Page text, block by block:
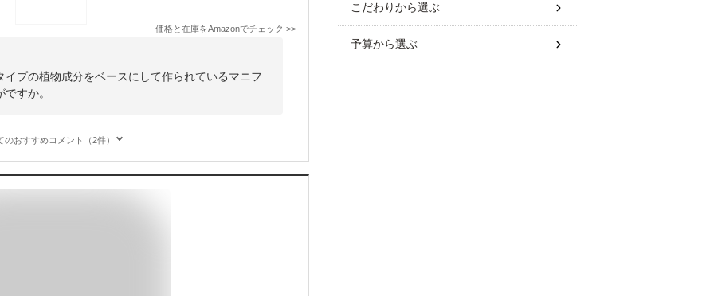
価格と在庫をAmazonでチェック >>
プの植物成分をベースにして作られているマニフ
すか。
のおすすめコメント（2件）
こだわりから選ぶ
予算から選ぶ